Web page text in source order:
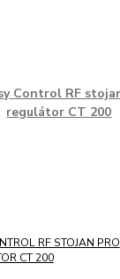
RF STOJAN PRO
CT 200